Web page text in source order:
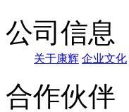
公司信息
关于康辉 企业文化
合作伙伴